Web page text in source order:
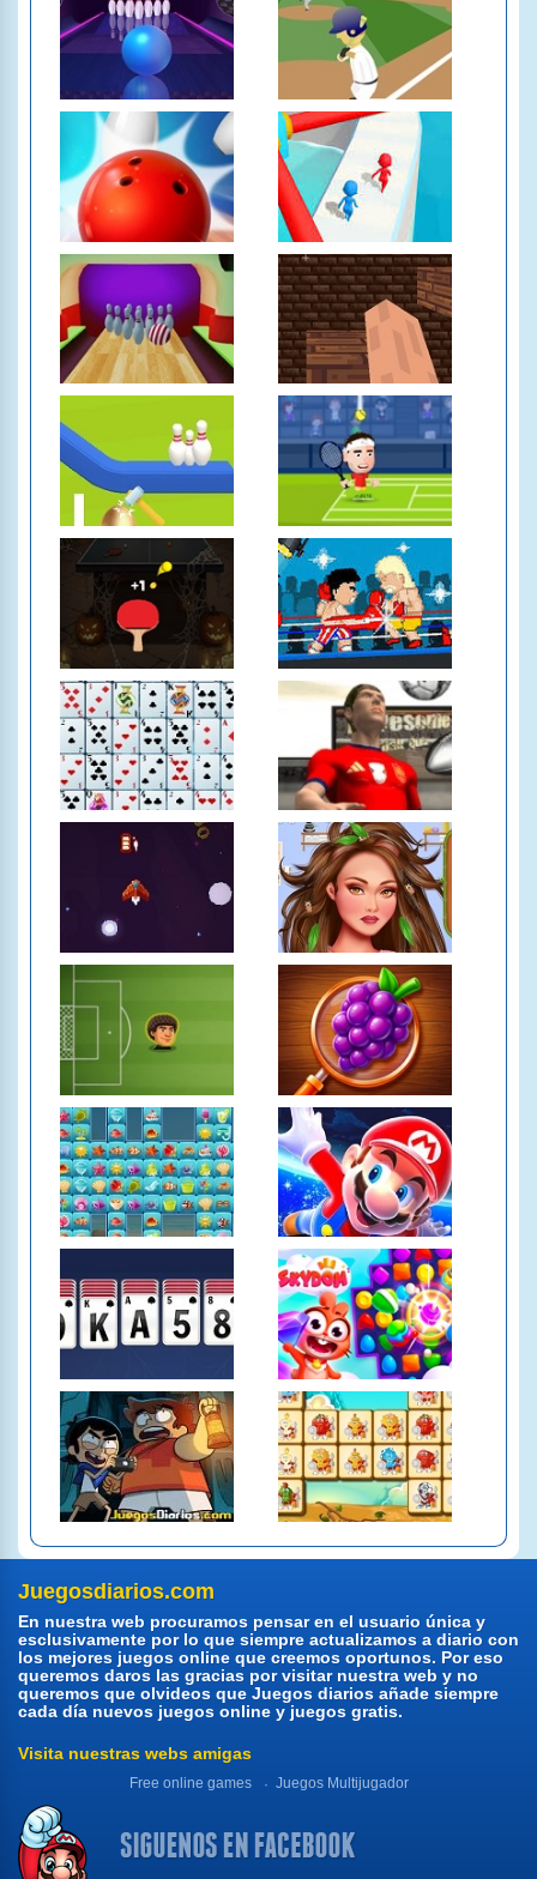
Juegosdiarios.com
En nuestra web procuramos pensar en el usuario única y
esclusivamente por lo que siempre actualizamos a diario con
los mejores juegos online que creemos oportunos. Por eso
queremos daros las gracias por visitar nuestra web y no
queremos que olvideos que Juegos diarios añade siempre
cada día nuevos juegos online y juegos gratis.
Visita nuestras webs amigas
Free online games Juegos Multijugador